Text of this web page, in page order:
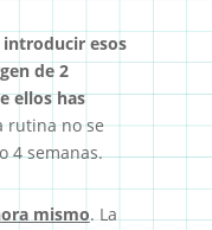
introducir esos
de 2
ellos has
rutina no se
4 semanas.
mismo. La